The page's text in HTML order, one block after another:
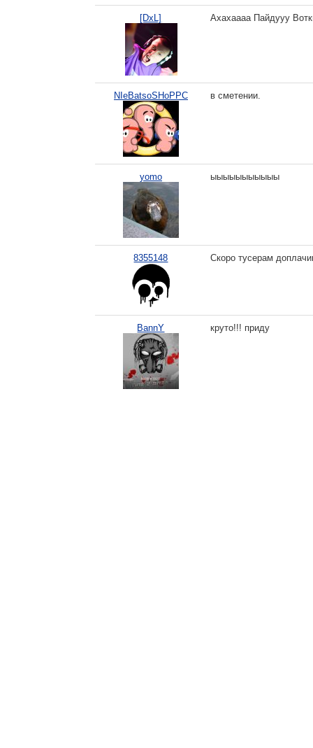
[DxL] Ахахаааа Пайдууу
NIeBatsoSHoPPC в сметении.
yomo ыыыыыыыыыыы
8355148 Скоро тусерам
BannY круто!!! приду